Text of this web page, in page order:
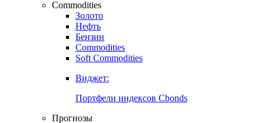
Commodities
Золото
Нефть
Бензин
Commodities
Soft Commodities
Виджет:
Портфели индексов Cbonds
Прогнозы